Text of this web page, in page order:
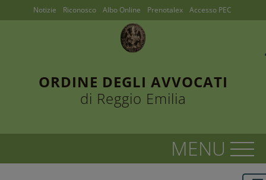
ORDINE DEGLI AVVOCATI
di Reggio Emilia
Notizie Riconosco Albo Online Prenotalex Accesso PEC